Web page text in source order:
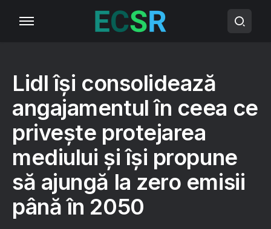
Lidl își consolidează
angajamentul în ceea ce
privește protejarea
mediului și își propune
să ajungă la zero emisii
până în 2050